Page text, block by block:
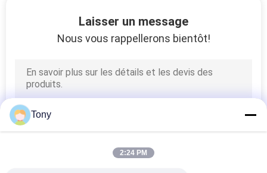
Vmm machine de
mesure
Laisser un message
Nous vous rappellerons bientôt!
Tony
2:24 PM